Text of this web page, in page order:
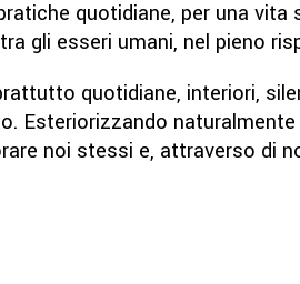
quotidiane, per una
gli esseri umani, nel pieno
quotidiane, interiori,
Esteriorizzando
noi stessi e, attraverso di